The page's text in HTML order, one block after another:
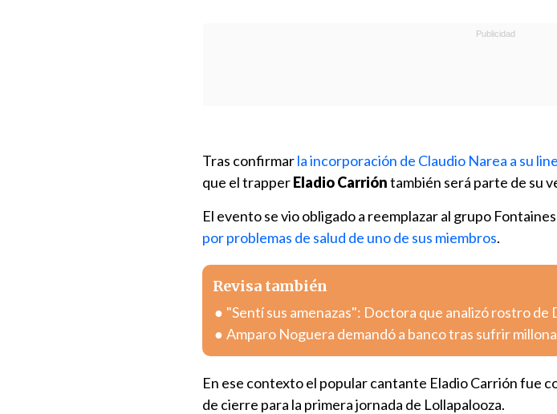
Tras confirmarla incorporación de Claudio Narea a su
que el trapperEladio Carrióntambién será parte de su
El evento se vio obligado a reemplazar al grupo Fontaines
por problemas de salud de uno de sus miembros.
Revisa también
"Sentí sus amenazas": Doctora que analizó rostro de
Amparo Noguera demandó a banco tras sufrir
En ese contexto el popular cantante Eladio Carrión fue
de cierre para la primera jornada de Lollapalooza.